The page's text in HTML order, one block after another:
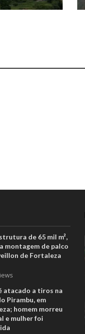
de 65 mil m²,
montagem de palco
de Fortaleza
atacado a tiros na
Pirambu, em
homem morreu
e mulher foi